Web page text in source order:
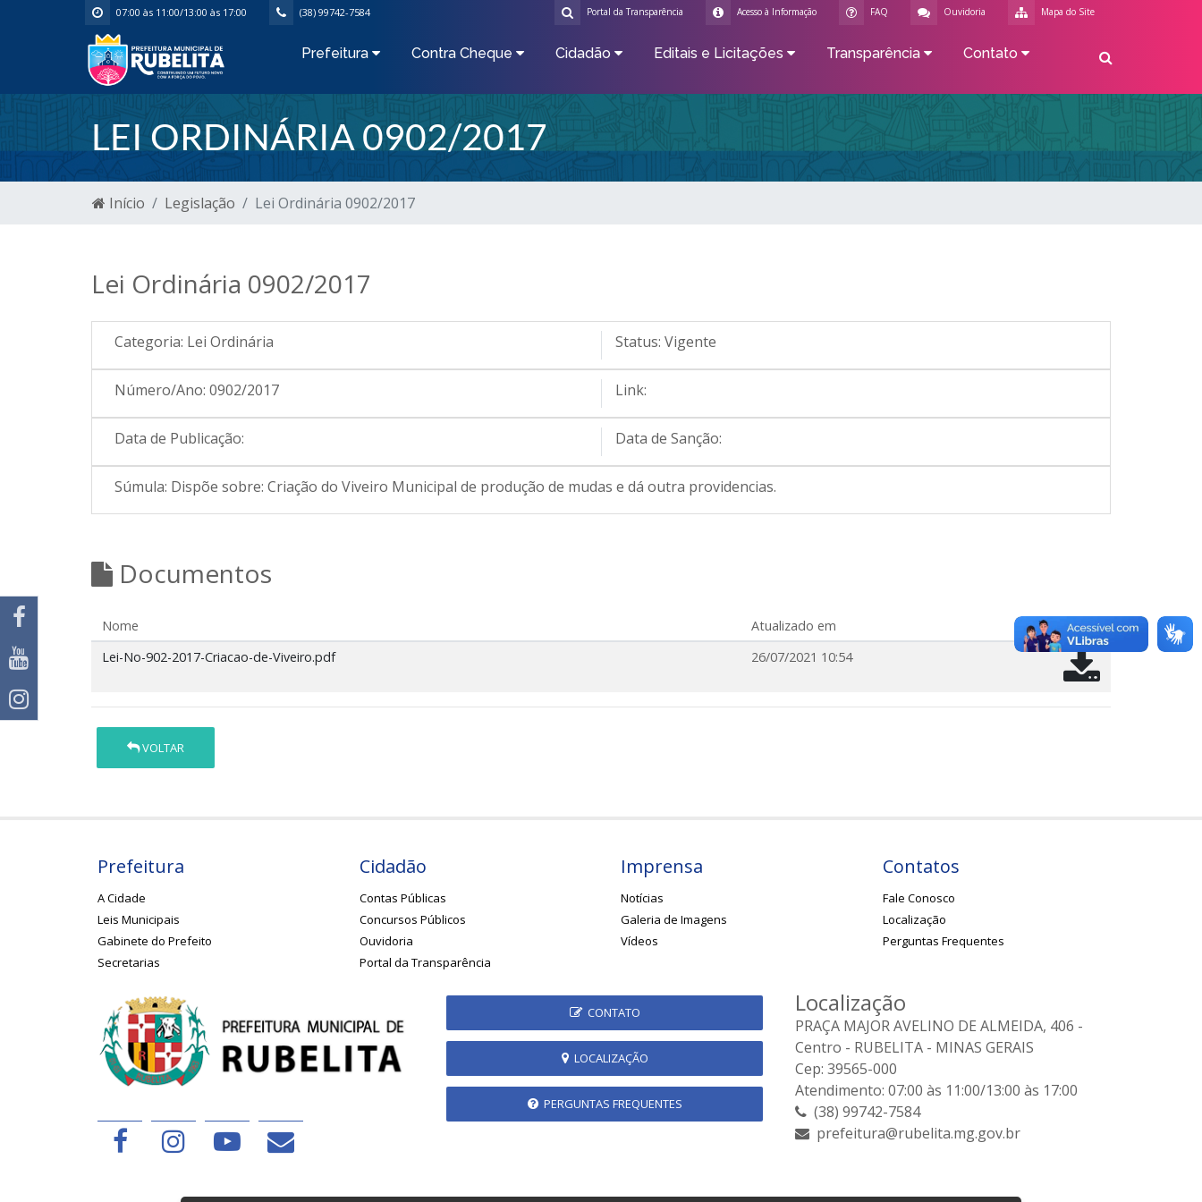
07:00 às 11:00/13:00 às 17:00 (38) 99742-7584 Mapa do Site
Ouvidoria
FAQ
Acesso à Informação
Portal da Transparência
Prefeitura Contra Cheque Cidadão Editais e Licitações Transparência Contato
LEI ORDINÁRIA 0902/2017
Início Legislação Lei Ordinária 0902/2017
Lei Ordinária 0902/2017
Categoria: Lei Ordinária Status: Vigente
Número/Ano: 0902/2017 Link:
Data de Publicação: Data de Sanção:
Súmula: Dispõe sobre: Criação do Viveiro Municipal de produção de mudas e dá outra providencias.
Documentos
Nome
Atualizado em
Lei-No-902-2017-Criacao-de-Viveiro.pdf
26/07/2021 10:54
VOLTAR
Prefeitura
A Cidade
Leis Municipais
Gabinete do Prefeito
Secretarias
Cidadão
Contas Públicas
Concursos Públicos
Ouvidoria
Portal da Transparência
Imprensa
Notícias
Galeria de Imagens
Vídeos
Contatos
Fale Conosco
Localização
Perguntas Frequentes
CONTATO
LOCALIZAÇÃO
PERGUNTAS FREQUENTES
Localização
PRAÇA MAJOR AVELINO DE ALMEIDA, 406 -
Centro - RUBELITA - MINAS GERAIS
Cep: 39565-000
Atendimento: 07:00 às 11:00/13:00 às 17:00
(38) 99742-7584
prefeitura@rubelita.mg.gov.br